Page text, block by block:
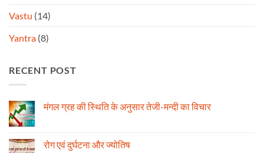
Vastu (14)
Yantra (8)
RECENT POST
मंगल ग्रह की स्थिति के अनुसार तेजी-मन्दी का विचार
मंगल
ग्रह
रोग एवं दुर्घटना और ज्योतिष